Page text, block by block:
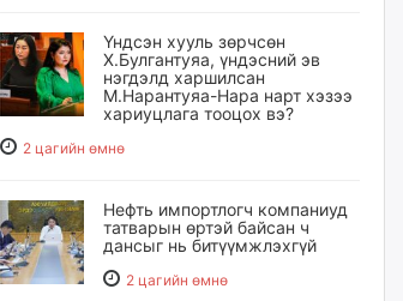
Үндсэн хууль зөрчсөн
Х.Булгантуяа, үндэсний эв
нэгдэлд харшилсан
М.Нарантуяа-Нара нарт хэзээ
хариуцлага тооцох вэ?
2 цагийн өмнө
Нефть импортлогч компаниуд
татварын өртэй байсан ч
дансыг нь битүүмжлэхгүй
2 цагийн өмнө